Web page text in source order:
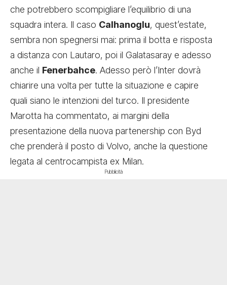
che potrebbero scompigliare l’equilibrio di una
squadra intera. Il caso Calhanoglu, quest’estate,
sembra non spegnersi mai: prima il botta e risposta
a distanza con Lautaro, poi il Galatasaray e adesso
anche il Fenerbahce. Adesso però l’Inter dovrà
chiarire una volta per tutte la situazione e capire
quali siano le intenzioni del turco. Il presidente
Marotta ha commentato, ai margini della
presentazione della nuova partenership con Byd
che prenderà il posto di Volvo, anche la questione
legata al centrocampista ex Milan.
Pubblicità